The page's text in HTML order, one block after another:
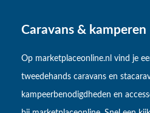
Caravans & kamperen
Op marketplaceonline.nl vind je
tweedehands caravans en
kampeerbenodigdheden en